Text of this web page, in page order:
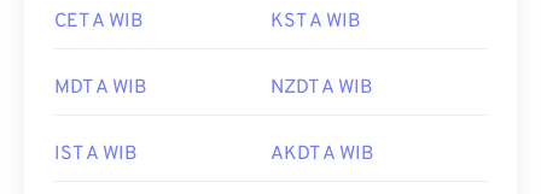
CET A WIB KST A WIB
MDT A WIB NZDT A WIB
IST A WIB AKDT A WIB